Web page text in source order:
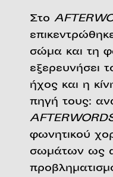
Στο
σώμα και τη
εξερευνήσει
ήχος και η
πηγή τους:
φωνητικού
σωμάτων ως